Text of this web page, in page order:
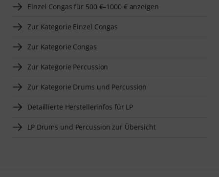
Einzel Congas für 500 €–1000 € anzeigen
Zur Kategorie Einzel Congas
Zur Kategorie Congas
Zur Kategorie Percussion
Zur Kategorie Drums und Percussion
Detaillierte Herstellerinfos für LP
LP Drums und Percussion zur Übersicht